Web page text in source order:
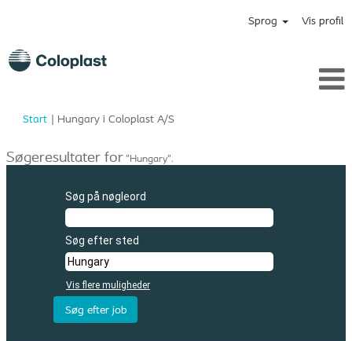
Sprog Vis profil
Start | Hungary i Coloplast A/S(aktuel
Søgeresultater for"Hungary".
Søg på nøgleord
Søg efter sted
Vis flere muligheder